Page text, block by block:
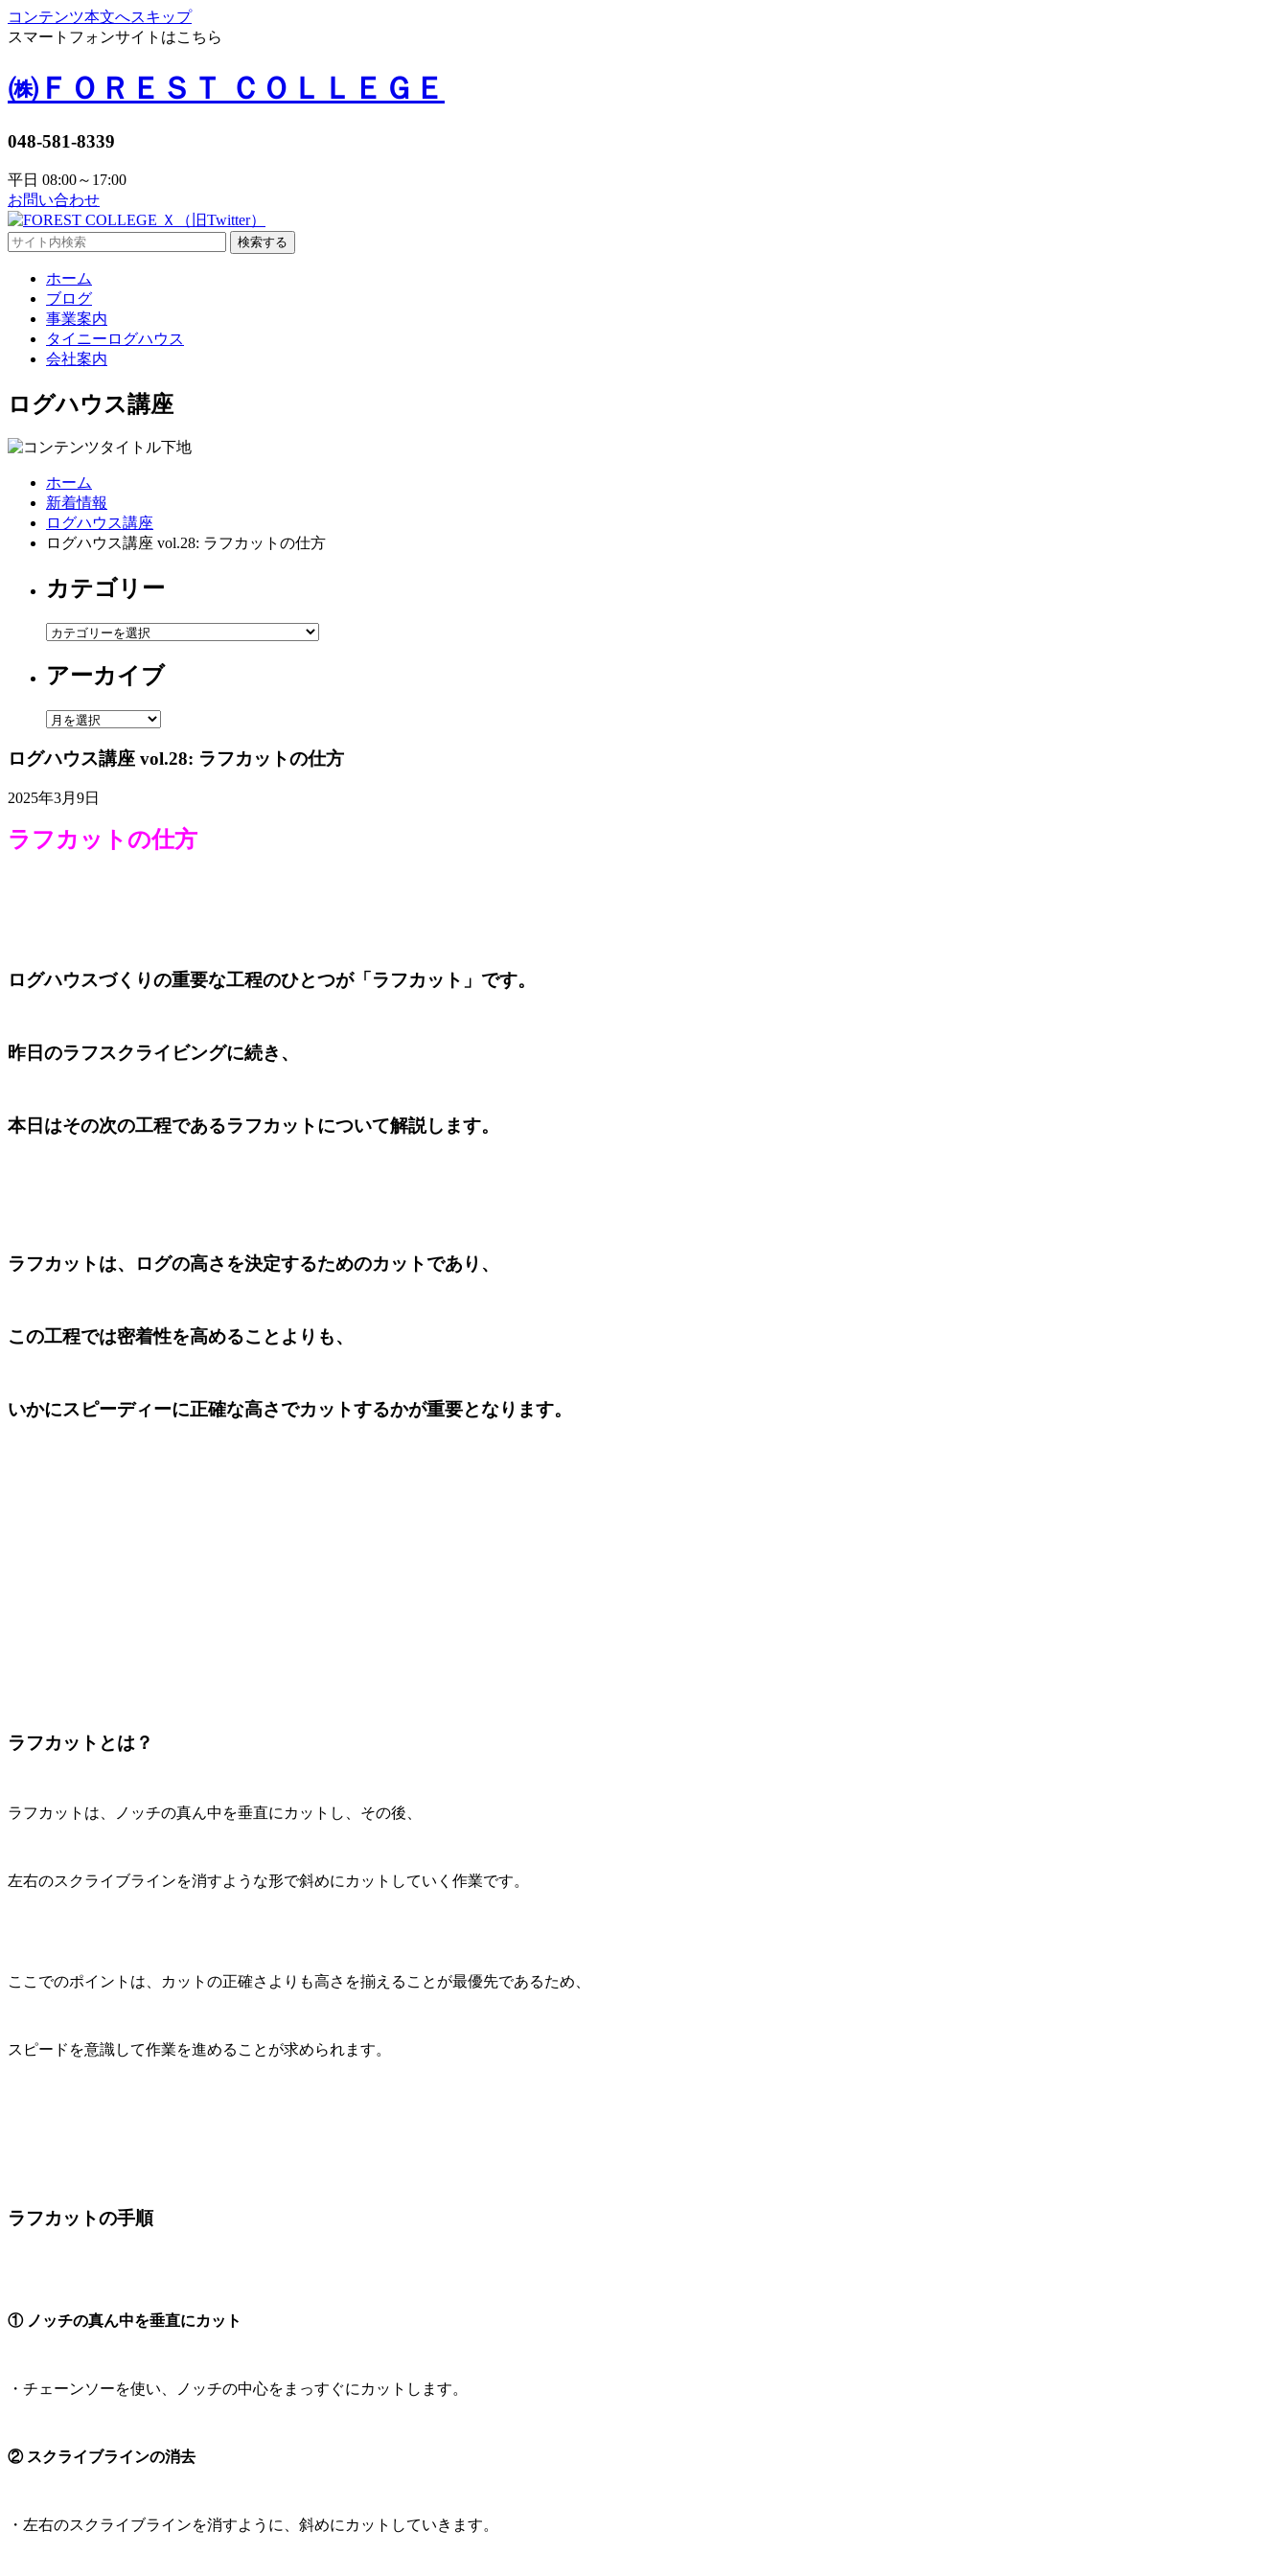
コンテンツ本文へスキップ
スマートフォンサイトはこちら
㈱ＦＯＲＥＳＴ ＣＯＬＬＥＧＥ
048-581-8339
平日 08:00～17:00
お問い合わせ
検索する
ホーム
ブログ
事業案内
タイニーログハウス
会社案内
ログハウス講座
ホーム
新着情報
ログハウス講座
ログハウス講座 vol.28: ラフカットの仕方
カテゴリー
カ
ゴ
ー
アーカイブ
ア
カ
ブ
ログハウス講座 vol.28: ラフカットの仕方
2025年3月9日
ラフカットの仕方
ログハウスづくりの重要な工程のひとつが「ラフカット」です。
昨日のラフスクライビングに続き、
本日はその次の工程であるラフカットについて解説します。
ラフカットは、ログの高さを決定するためのカットであり、
この工程では密着性を高めることよりも、
いかにスピーディーに正確な高さでカットするかが重要となります。
ラフカットとは？
ラフカットは、ノッチの真ん中を垂直にカットし、その後、
左右のスクライブラインを消すような形で斜めにカットしていく作業です。
ここでのポイントは、カットの正確さよりも高さを揃えることが最優先であるため、
スピードを意識して作業を進めることが求められます。
ラフカットの手順
① ノッチの真ん中を垂直にカット
・チェーンソーを使い、ノッチの中心をまっすぐにカットします。
② スクライブラインの消去
・左右のスクライブラインを消すように、斜めにカットしていきます。